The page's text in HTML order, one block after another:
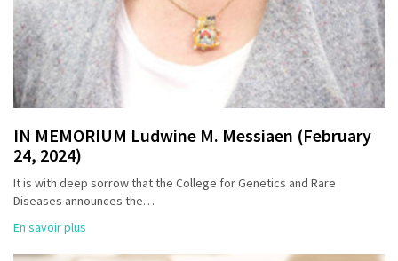
IN MEMORIUM Ludwine M. Messiaen (February
24, 2024)
It is with deep sorrow that the College for Genetics and Rare
Diseases announces the…
En savoir plus